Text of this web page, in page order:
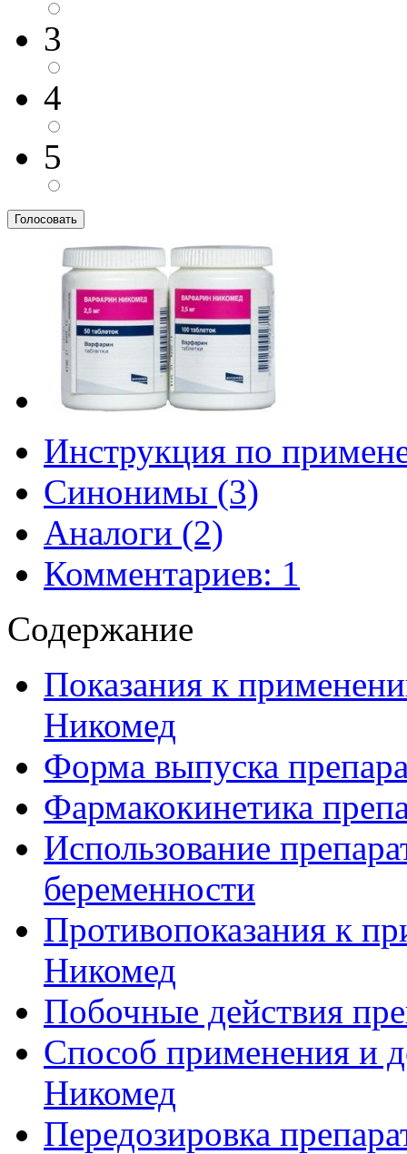
3
4
5
Инструкция по
Синонимы (3)
Аналоги (2)
Комментариев: 1
Содержание
Показания к
Никомед
Форма выпуска
Фармакокинетика
Использование
беременности
Противопоказания к
Никомед
Побочные действия
Способ применения и
Никомед
Передозировка